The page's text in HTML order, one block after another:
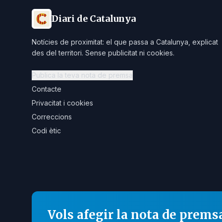
Diari de Catalunya
Notícies de proximitat: el que passa a Catalunya, explicat
des del territori. Sense publicitat ni cookies.
Publica la teva nota de premsa
Contacte
Privacitat i cookies
Correccions
Codi ètic
Vols afegir la nota de